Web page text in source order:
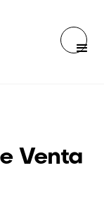
Venta